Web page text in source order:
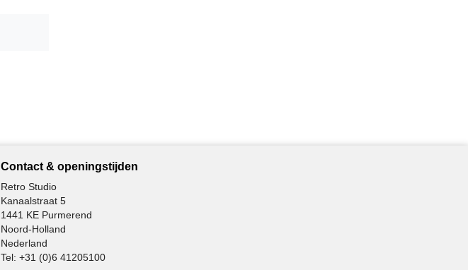
Contact & openingstijden
Retro Studio
Kanaalstraat 5
1441 KE Purmerend
Noord-Holland
Nederland
Tel: +31 (0)6 41205100